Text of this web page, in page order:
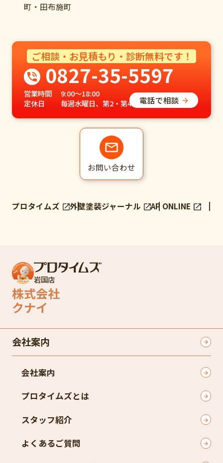
町・田布施町
ご相談・お見積もり・診断無料です！
0827-35-5597
営業時間
9:00～18:00
定休日
毎週水曜日、第2・第4木曜日電話で相談
お問い合わせ
プロタイムズ 外壁塗装ジャーナル AP ONLINE
岩国店
株式会社
クナイ
会社案内
会社案内
プロタイムズとは
スタッフ紹介
よくあるご質問